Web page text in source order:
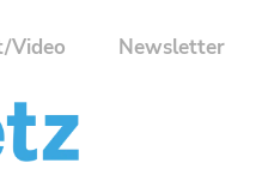
Video Newsletter